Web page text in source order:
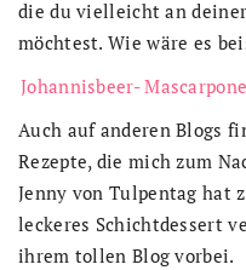
die du vielleicht an
möchtest. Wie wäre es
Johannisbeer-
Auch auf anderen Blogs
Rezepte, die mich zum
Jenny von Tulpentag hat
leckeres Schichtdessert
ihrem tollen Blog vorbei.